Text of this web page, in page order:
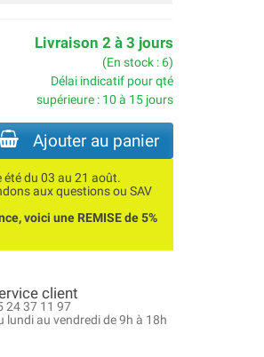
Livraison 2 à 3 jours
(En stock : 6)
Délai indicatif pour qté
supérieure : 10 à 15 jours
Ajouter au panier
été du 03 au 21 août.
aux questions ou SAV
voici une REMISE de 5%
client
24 37 11 97
lundi au vendredi de 9h à 18h